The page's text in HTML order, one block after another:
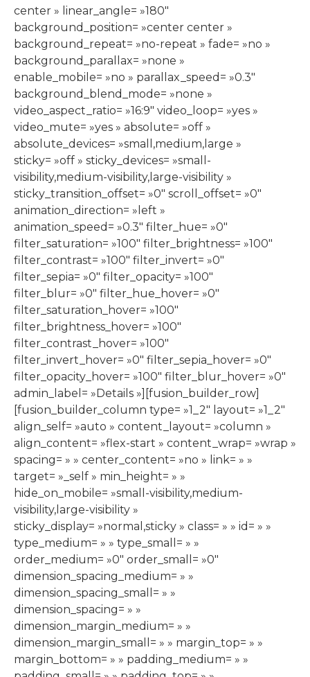
center » linear_angle= »180″
background_position= »center center »
background_repeat= »no-repeat » fade= »no »
background_parallax= »none »
enable_mobile= »no » parallax_speed= »0.3″
background_blend_mode= »none »
video_aspect_ratio= »16:9″ video_loop= »yes »
video_mute= »yes » absolute= »off »
absolute_devices= »small,medium,large »
sticky= »off » sticky_devices= »small-
visibility,medium-visibility,large-visibility »
sticky_transition_offset= »0″ scroll_offset= »0″
animation_direction= »left »
animation_speed= »0.3″ filter_hue= »0″
filter_saturation= »100″ filter_brightness= »100″
filter_contrast= »100″ filter_invert= »0″
filter_sepia= »0″ filter_opacity= »100″
filter_blur= »0″ filter_hue_hover= »0″
filter_saturation_hover= »100″
filter_brightness_hover= »100″
filter_contrast_hover= »100″
filter_invert_hover= »0″ filter_sepia_hover= »0″
filter_opacity_hover= »100″ filter_blur_hover= »0″
admin_label= »Details »][fusion_builder_row]
[fusion_builder_column type= »1_2″ layout= »1_2″
align_self= »auto » content_layout= »column »
align_content= »flex-start » content_wrap= »wrap »
spacing= » » center_content= »no » link= » »
target= »_self » min_height= » »
hide_on_mobile= »small-visibility,medium-
visibility,large-visibility »
sticky_display= »normal,sticky » class= » » id= » »
type_medium= » » type_small= » »
order_medium= »0″ order_small= »0″
dimension_spacing_medium= » »
dimension_spacing_small= » »
dimension_spacing= » »
dimension_margin_medium= » »
dimension_margin_small= » » margin_top= » »
margin_bottom= » » padding_medium= » »